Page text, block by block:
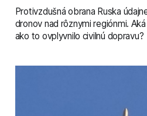
Protivzdušná obrana Ruska
dronov nad rôznymi regiónmi.
ako to ovplyvnilo civilnú dopravu?